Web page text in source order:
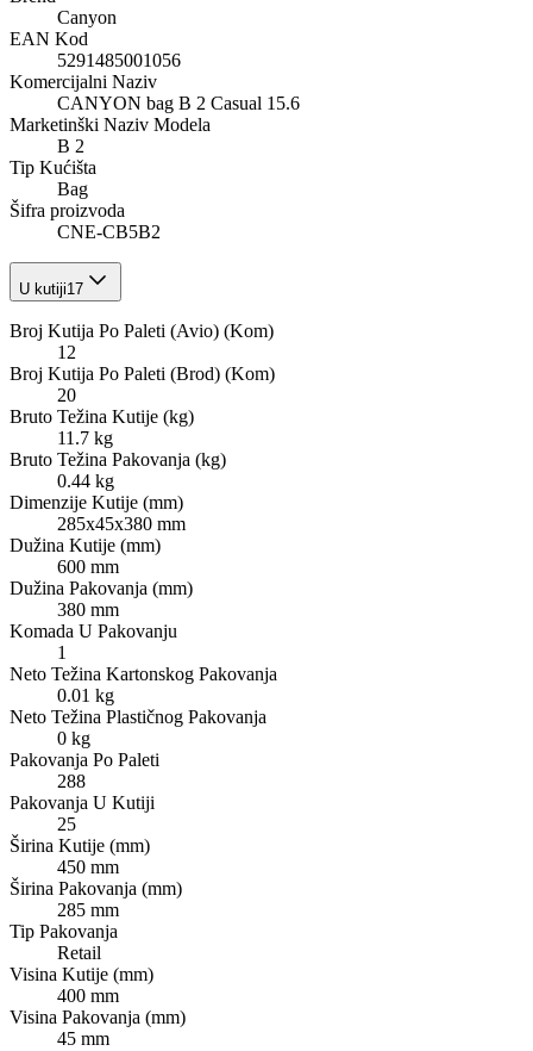
Canyon
EAN Kod
5291485001056
Komercijalni Naziv
CANYON bag B 2 Casual 15.6
Marketinški Naziv Modela
B 2
Tip Kućišta
Bag
Šifra proizvoda
CNE-CB5B2
U kutiji17
Broj Kutija Po Paleti (Avio) (Kom)
12
Broj Kutija Po Paleti (Brod) (Kom)
20
Bruto Težina Kutije (kg)
11.7 kg
Bruto Težina Pakovanja (kg)
0.44 kg
Dimenzije Kutije (mm)
285x45x380 mm
Dužina Kutije (mm)
600 mm
Dužina Pakovanja (mm)
380 mm
Komada U Pakovanju
1
Neto Težina Kartonskog Pakovanja
0.01 kg
Neto Težina Plastičnog Pakovanja
0 kg
Pakovanja Po Paleti
288
Pakovanja U Kutiji
25
Širina Kutije (mm)
450 mm
Širina Pakovanja (mm)
285 mm
Tip Pakovanja
Retail
Visina Kutije (mm)
400 mm
Visina Pakovanja (mm)
45 mm